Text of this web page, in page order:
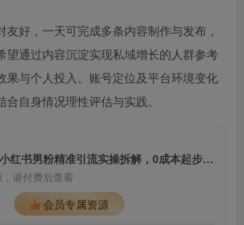
友好，一天可完成多条内容制作与发布，
望通过内容沉淀实现私域增长的人群参考
果与个人投入、账号定位及平台环境变化
自身情况理性评估与实践。
【2026.01.29】小红书男粉精准引流实操拆解，0成本起步日更放大私域流量
请付费后查看
会员专属资源